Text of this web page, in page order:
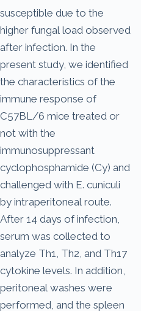
susceptible due to the
higher fungal load observed
after infection. In the
present study, we identified
the characteristics of the
immune response of
C57BL/6 mice treated or
not with the
immunosuppressant
cyclophosphamide (Cy) and
challenged with E. cuniculi
by intraperitoneal route.
After 14 days of infection,
serum was collected to
analyze Th1, Th2, and Th17
cytokine levels. In addition,
peritoneal washes were
performed, and the spleen